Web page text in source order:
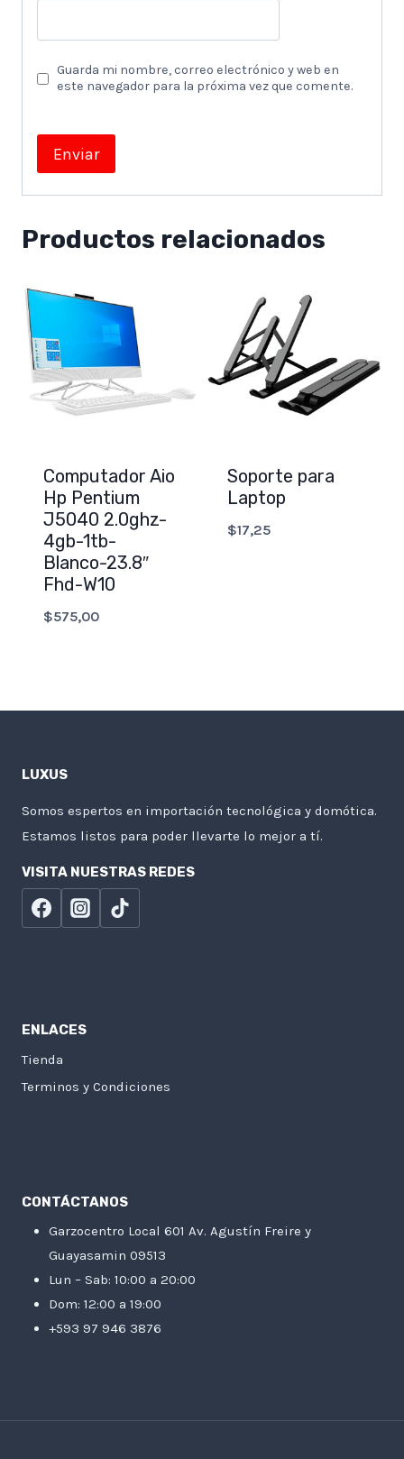
Guarda mi nombre, correo electrónico y web en
este navegador para la próxima vez que comente.
Productos relacionados
Computador Aio
Hp Pentium
J5040 2.0ghz-
4gb-1tb-
Blanco-23.8″
Fhd-W10
$575,00
Soporte para
Laptop
$17,25
LUXUS
Somos espertos en importación tecnológica y domótica.
Estamos listos para poder llevarte lo mejor a tí.
VISITA NUESTRAS REDES
ENLACES
Tienda
Terminos y Condiciones
CONTÁCTANOS
Garzocentro Local 601 Av. Agustín Freire y
Guayasamin 09513
Lun – Sab: 10:00 a 20:00
Dom: 12:00 a 19:00
+593 97 946 3876